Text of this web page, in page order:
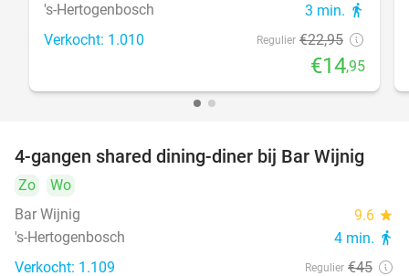
's-Hertogenbosch 3 min. directions_walk
Verkocht: 1.010 Regulier €22,95
€14,95
45%
4-gangen shared dining-diner bij Bar Wijnig
Zo
Wo
Bar Wijnig
9.6 star
's-Hertogenbosch 4 min. directions_walk
Verkocht: 1.109 Regulier €45